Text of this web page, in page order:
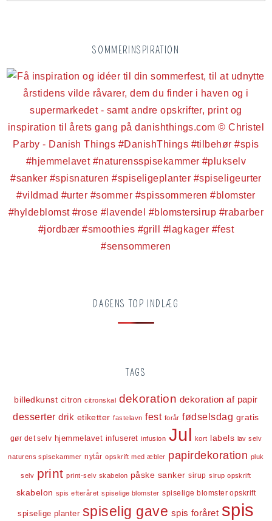
SOMMERINSPIRATION
DAGENS TOP INDLÆG
TAGS
billedkunst citron citronskal dekoration dekoration af papir
desserter drik etiketter fastelavn fest forår fødselsdag gratis
gør det selv hjemmelavet infuseret infusion Jul kort labels lav selv
naturens spisekammer nytår opskrift med æbler papirdekoration pluk
selv print print-selv skabelon påske sanker sirup sirup opskrift
skabelon spis efteråret spiselige blomster spiselige blomster opskrift
spiselige planter spiselig gave spis foråret spis